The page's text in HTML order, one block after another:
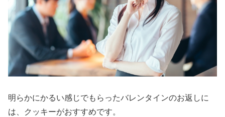
明らかにかるい感じでもらったバレンタインのお返しに
は、クッキーがおすすめです。